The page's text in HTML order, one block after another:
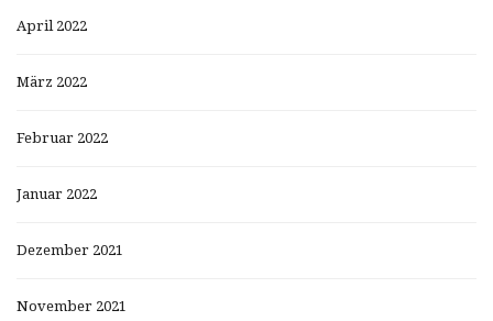
April 2022
März 2022
Februar 2022
Januar 2022
Dezember 2021
November 2021